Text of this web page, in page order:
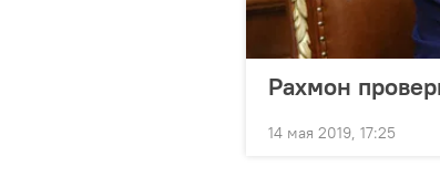
Рахмон
14 мая 2019, 17:25